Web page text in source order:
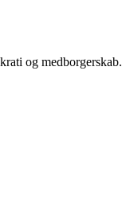
og medborgerskab.